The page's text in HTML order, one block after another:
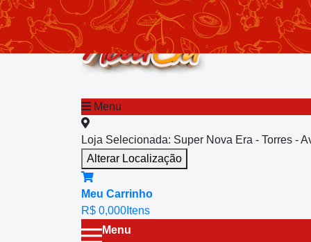
Menu
Loja Selecionada: Super Nova Era - Torres -
Alterar Localização
Meu Carrinho
R$ 0,000 Itens
Menu